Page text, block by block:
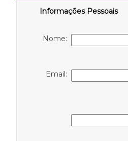
Informações Pessoais
Nome:
Email: